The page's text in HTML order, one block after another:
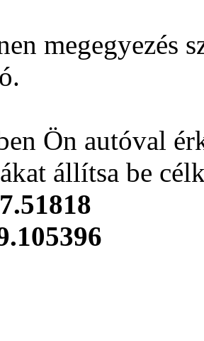
megegyezés
Ön autóval
állítsa be